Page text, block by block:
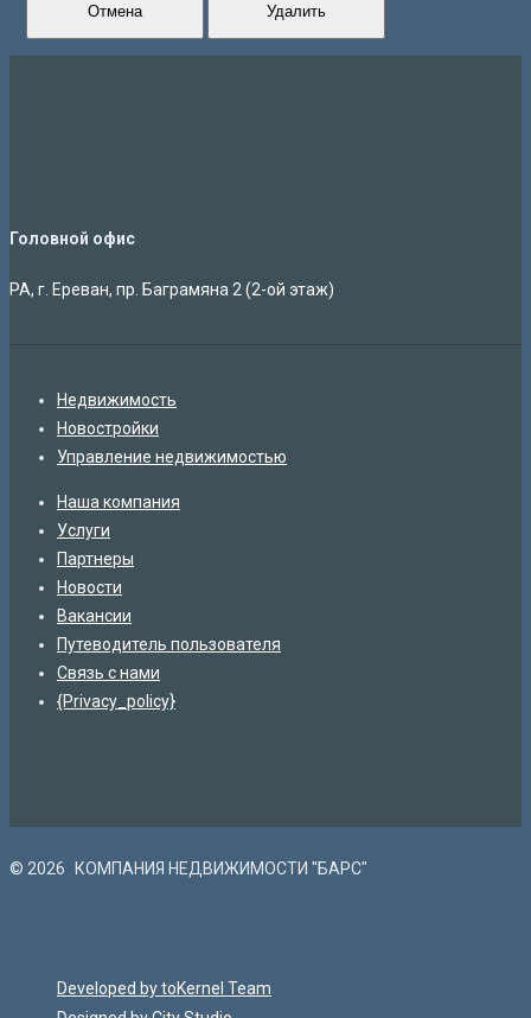
Отмена Удалить
Головной офис
РА, г. Ереван, пр. Баграмяна 2 (2-ой этаж)
Недвижимость
Новостройки
Управление недвижимостью
Наша компания
Услуги
Партнеры
Новости
Вакансии
Путеводитель пользователя
Связь с нами
{Privacy_policy}
© 2026 КОМПАНИЯ НЕДВИЖИМОСТИ "БАРС"
Developed by toKernel Team